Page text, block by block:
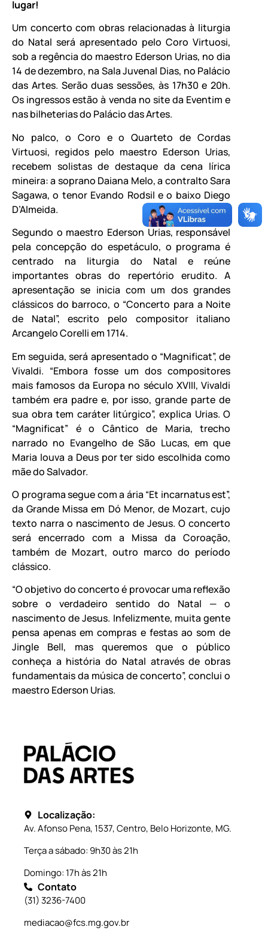
lugar!
Um concerto com obras relacionadas à liturgia
do Natal será apresentado pelo Coro Virtuosi,
sob a regência do maestro Ederson Urias, no dia
14 de dezembro, na Sala Juvenal Dias, no Palácio
das Artes. Serão duas sessões, às 17h30 e 20h.
Os ingressos estão à venda no site da Eventim e
nas bilheterias do Palácio das Artes.
No palco, o Coro e o Quarteto de Cordas
Virtuosi, regidos pelo maestro Ederson Urias,
recebem solistas de destaque da cena lírica
mineira: a soprano Daiana Melo, a contralto Sara
Sagawa, o tenor Evando Rodsil e o baixo Diego
D’Almeida.
Segundo o maestro Ederson Urias, responsável
pela concepção do espetáculo, o programa é
centrado na liturgia do Natal e reúne
importantes obras do repertório erudito. A
apresentação se inicia com um dos grandes
clássicos do barroco, o “Concerto para a Noite
de Natal”, escrito pelo compositor italiano
Arcangelo Corelli em 1714.
Em seguida, será apresentado o “Magnificat”, de
Vivaldi. “Embora fosse um dos compositores
mais famosos da Europa no século XVIII, Vivaldi
também era padre e, por isso, grande parte de
sua obra tem caráter litúrgico”, explica Urias. O
“Magnificat” é o Cântico de Maria, trecho
narrado no Evangelho de São Lucas, em que
Maria louva a Deus por ter sido escolhida como
mãe do Salvador.
O programa segue com a ária “Et incarnatus est”,
da Grande Missa em Dó Menor, de Mozart, cujo
texto narra o nascimento de Jesus. O concerto
será encerrado com a Missa da Coroação,
também de Mozart, outro marco do período
clássico.
“O objetivo do concerto é provocar uma reflexão
sobre o verdadeiro sentido do Natal — o
nascimento de Jesus. Infelizmente, muita gente
pensa apenas em compras e festas ao som de
Jingle Bell, mas queremos que o público
conheça a história do Natal através de obras
fundamentais da música de concerto”, conclui o
maestro Ederson Urias.
Localização:
Av. Afonso Pena, 1537, Centro, Belo Horizonte, MG.
Terça a sábado: 9h30 às 21h
Domingo: 17h às 21h
Contato
(31) 3236-7400
mediacao@fcs.mg.gov.br